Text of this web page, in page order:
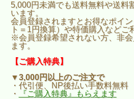
5,000円未満でも送料無料や送料
います。
会員登録されますとお得なポイ
ト＝1円換算）や特価購入などご
※会員登録希望されない方、非
ます。
【ご購入特典】
▼3,000円以上のご注文で
・代引便、NP後払い手数料無料
・
『ご購入特典』もらえます